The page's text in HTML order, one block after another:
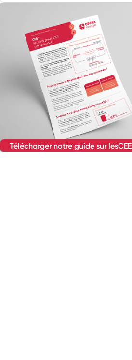
Télécharger notre guide sur lesCEE